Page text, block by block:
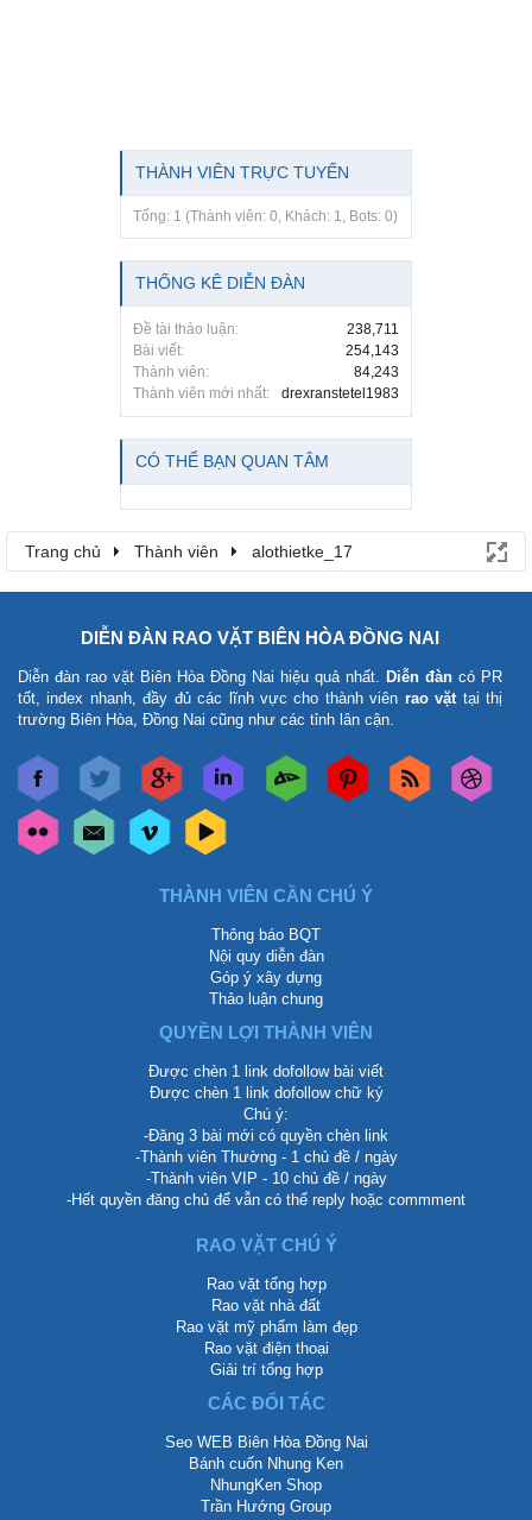
THÀNH VIÊN TRỰC TUYẾN
Tổng: 1 (Thành viên: 0, Khách: 1, Bots: 0)
THỐNG KÊ DIỄN ĐÀN
Đề tài thảo luận:
238,711
Bài viết:
254,143
Thành viên:
84,243
Thành viên mới nhất:
drexranstetel1983
CÓ THỂ BẠN QUAN TÂM
Trang chủ Thành viên alothietke_17
DIỄN ĐÀN RAO VẶT BIÊN HÒA ĐỒNG NAI
Diễn đàn rao vặt Biên Hòa Đồng Nai hiệu quả nhất. Diễn đàn có PR
tốt, index nhanh, đầy đủ các lĩnh vực cho thành viên rao vặttại thị
trường Biên Hòa, Đồng Nai cũng như các tỉnh lân cận.
THÀNH VIÊN CẦN CHÚ Ý
Thông báo BQT
Nội quy diễn đàn
Góp ý xây dựng
Thảo luận chung
QUYỀN LỢI THÀNH VIÊN
Được chèn 1 link dofollow bài viết
Được chèn 1 link dofollow chữ ký
Chú ý:
-Đăng 3 bài mới có quyền chèn link
-Thành viên Thường - 1 chủ đề / ngày
-Thành viên VIP - 10 chủ đề / ngày
-Hết quyền đăng chủ để vẫn có thể reply hoặc commment
RAO VẶT CHÚ Ý
Rao vặt tổng hợp
Rao vặt nhà đất
Rao vặt mỹ phẩm làm đẹp
Rao vặt điện thoại
Giải trí tổng hợp
CÁC ĐỐI TÁC
Seo WEB Biên Hòa Đồng Nai
Bánh cuốn Nhung Ken
NhungKen Shop
Trần Hướng Group